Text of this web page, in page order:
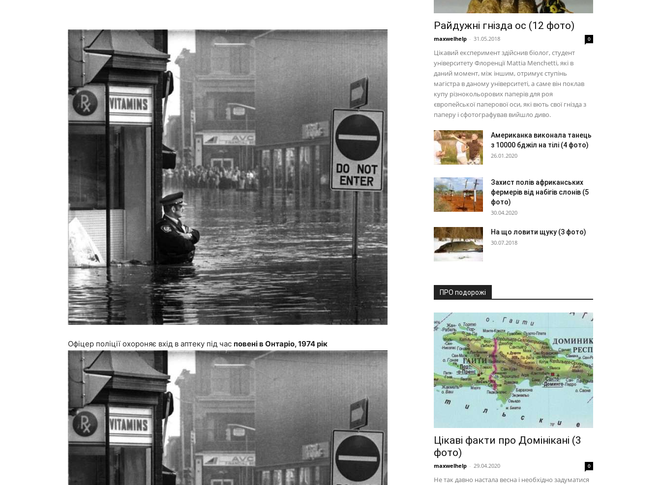
Офіцер поліції охороняє вхід в аптеку під час повені в Онтаріо, 1974 рік
Райдужні гнізда ос (12 фото)
maxwelhelp - 31.05.2018 0
Цікавий експеримент здійснив біолог, студент
університету Флоренції Mattia Menchetti, які в
даний момент, між іншим, отримує ступінь
магістра в даному університеті, а саме він поклав
купу різнокольорових паперів для роя
європейської паперової оси, які вють свої гнізда з
паперу і сфотографував вийшло диво.
Американка виконала танець
з 10000 бджіл на тілі (4 фото)
26.01.2020
Захист полів африканських
фермерів від набігів слонів (5
фото)
30.04.2020
На що ловити щуку (3 фото)
30.07.2018
ПРО подорожі
Цікаві факти про Домінікані (3
фото)
maxwelhelp - 29.04.2020 0
Не так давно настала весна і необхідно задуматися